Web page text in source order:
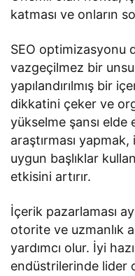
katması ve onların
SEO optimizasyonu
vazgeçilmez bir
yapılandırılmış bir
dikkatini çeker ve
yükselme şansı
araştırması
uygun başlıklar
etkisini artırır.
İçerik pazarlaması
otorite ve uzmanlık
yardımcı olur. İyi
endüstrilerinde lider